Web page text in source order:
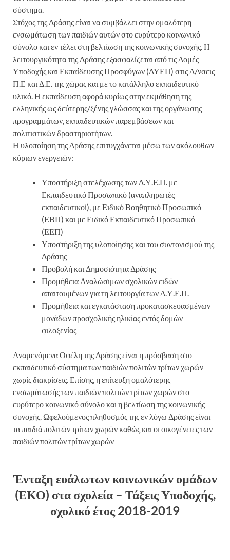
σύστημα.
Στόχος της Δράσης είναι να συμβάλλει στην ομαλότερη
ενσωμάτωση των παιδιών αυτών στο ευρύτερο κοινωνικό
σύνολο και εν τέλει στη βελτίωση της κοινωνικής συνοχής. Η
λειτουργικότητα της Δράσης εξασφαλίζεται από τις Δομές
Υποδοχής και Εκπαίδευσης Προσφύγων (ΔΥΕΠ) στις Δ/νσεις
Π.Ε και Δ.Ε. της χώρας και με το κατάλληλο εκπαιδευτικό
υλικό. Η εκπαίδευση αφορά κυρίως στην εκμάθηση της
ελληνικής ως δεύτερης/ξένης γλώσσας και της οργάνωσης
προγραμμάτων, εκπαιδευτικών παρεμβάσεων και
πολιτιστικών δραστηριοτήτων.
Η υλοποίηση της Δράσης επιτυγχάνεται μέσω των ακόλουθων
κύριων ενεργειών:
Υποστήριξη στελέχωσης των Δ.Υ.Ε.Π. με
Εκπαιδευτικό Προσωπικό (αναπληρωτές
εκπαιδευτικοί), με Ειδικό Βοηθητικό Προσωπικό
(ΕΒΠ) και με Ειδικό Εκπαιδευτικό Προσωπικό
(ΕΕΠ)
Υποστήριξη της υλοποίησης και του συντονισμού της
Δράσης
Προβολή και Δημοσιότητα Δράσης
Προμήθεια Αναλώσιμων σχολικών ειδών
απαιτουμένων για τη λειτουργία των Δ.Υ.Ε.Π.
Προμήθεια και εγκατάσταση προκατασκευασμένων
μονάδων προσχολικής ηλικίας εντός δομών
φιλοξενίας
Αναμενόμενα Οφέλη της Δράσης είναι η πρόσβαση στο
εκπαιδευτικό σύστημα των παιδιών πολιτών τρίτων χωρών
χωρίς διακρίσεις. Επίσης, η επίτευξη ομαλότερης
ενσωμάτωσής των παιδιών πολιτών τρίτων χωρών στο
ευρύτερο κοινωνικό σύνολο και η βελτίωση της κοινωνικής
συνοχής. Ωφελούμενος πληθυσμός της εν λόγω Δράσης είναι
τα παιδιά πολιτών τρίτων χωρών καθώς και οι οικογένειες των
παιδιών πολιτών τρίτων χωρών
Ένταξη ευάλωτων κοινωνικών ομάδων
(ΕΚΟ) στα σχολεία – Τάξεις Υποδοχής,
σχολικό έτος 2018-2019